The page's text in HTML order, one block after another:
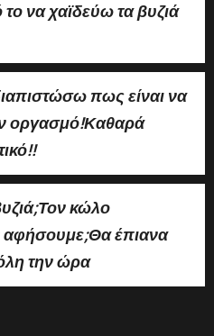
να χαϊδεύω τα βυζιά
πως είναι να
οργασμό!Καθαρά
κώλο
αφήσουμε;Θα έπιανα
την ώρα